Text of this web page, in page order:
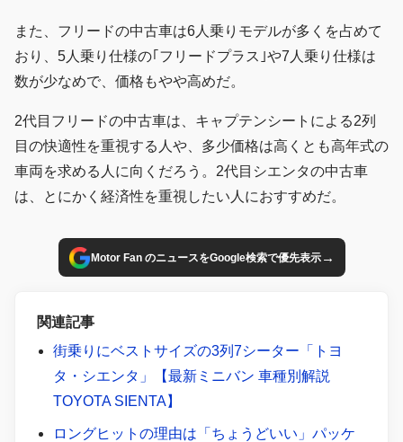
また、フリードの中古車は6人乗りモデルが多くを占めて
おり、5人乗り仕様の｢フリードプラス｣や7人乗り仕様は
数が少なめで、価格もやや高めだ。
2代目フリードの中古車は、キャプテンシートによる2列
目の快適性を重視する人や、多少価格は高くとも高年式の
車両を求める人に向くだろう。2代目シエンタの中古車
は、とにかく経済性を重視したい人におすすめだ。
Motor Fan のニュースをGoogle検索で優先表示→
関連記事
街乗りにベストサイズの3列7シーター「トヨ
タ・シエンタ」【最新ミニバン 車種別解説
TOYOTA SIENTA】
ロングヒットの理由は「ちょうどいい」パッケ